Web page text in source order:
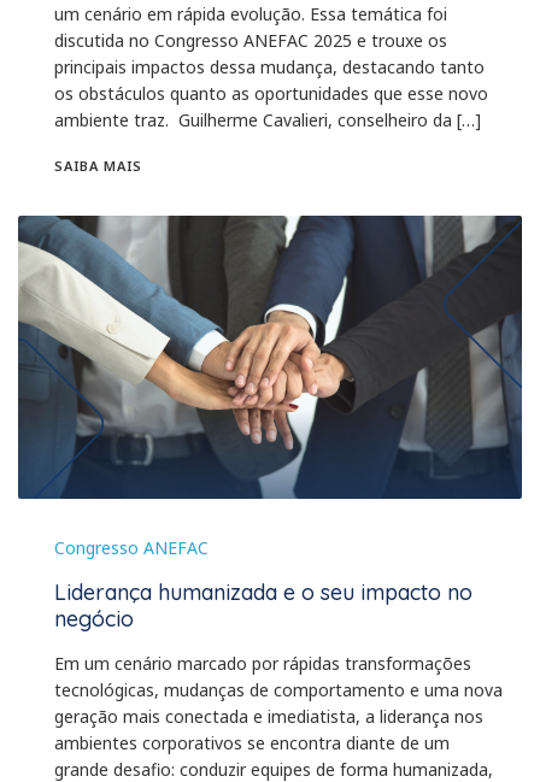
um cenário em rápida evolução. Essa temática foi
discutida no Congresso ANEFAC 2025 e trouxe os
principais impactos dessa mudança, destacando tanto
os obstáculos quanto as oportunidades que esse novo
ambiente traz. Guilherme Cavalieri, conselheiro da […]
SAIBA MAIS
Congresso ANEFAC
Liderança humanizada e o seu impacto no
negócio
Em um cenário marcado por rápidas transformações
tecnológicas, mudanças de comportamento e uma nova
geração mais conectada e imediatista, a liderança nos
ambientes corporativos se encontra diante de um
grande desafio: conduzir equipes de forma humanizada,